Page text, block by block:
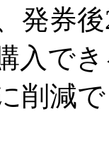
発券
入で
削減